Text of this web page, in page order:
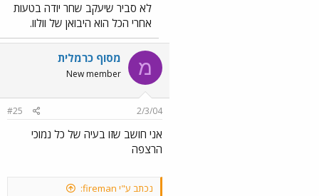
לא סביר שיעקב שחר יודה בטעות
אחרי הכל הוא היבואן של וולוו.
מ מסוף כרמלית
New member
2/3/04
#25
אני חושב שזו בעיה של כל נמוכי
הרצפה
נכתב ע"י fireman: